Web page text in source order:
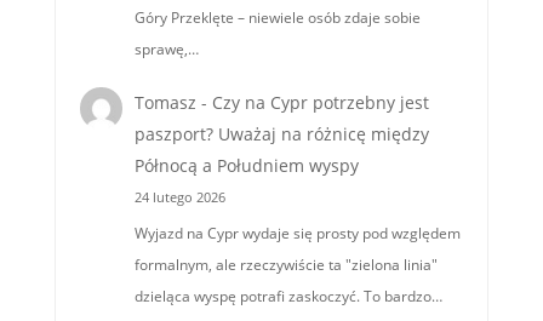
Góry Przeklęte – niewiele osób zdaje sobie
sprawę,…
Tomasz - Czy na Cypr potrzebny jest
paszport? Uważaj na różnicę między
Północą a Południem wyspy
24 lutego 2026
Wyjazd na Cypr wydaje się prosty pod względem
formalnym, ale rzeczywiście ta "zielona linia"
dzieląca wyspę potrafi zaskoczyć. To bardzo…